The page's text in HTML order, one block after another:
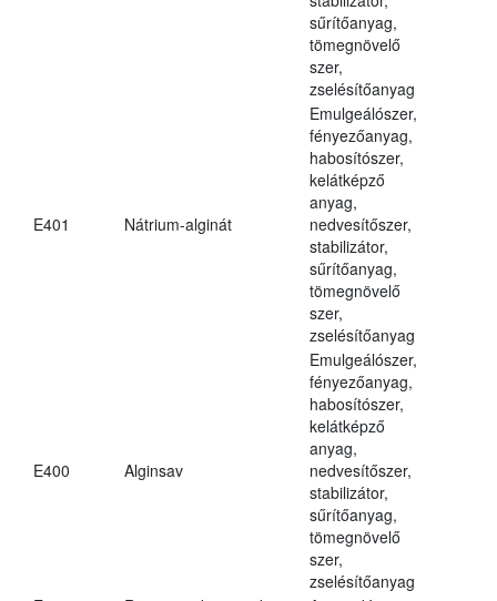
sűrítőanyag,
tömegnövelő
szer,
zselésítőanyag
E401 Nátrium-alginát
Emulgeálószer,
fényezőanyag,
habosítószer,
kelátképző
anyag,
nedvesítőszer,
stabilizátor,
sűrítőanyag,
tömegnövelő
szer,
zselésítőanyag
E400 Alginsav
Emulgeálószer,
fényezőanyag,
habosítószer,
kelátképző
anyag,
nedvesítőszer,
stabilizátor,
sűrítőanyag,
tömegnövelő
szer,
zselésítőanyag